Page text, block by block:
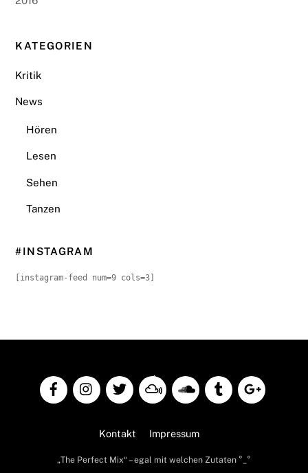
KATEGORIEN
Kritik
News
Hören
Lesen
Sehen
Tanzen
#INSTAGRAM
[instagram-feed num=9 cols=3]
Back
To
Kontakt
Impressum
„The Perfect Mix“ – egal mit welchen Zutaten °_°